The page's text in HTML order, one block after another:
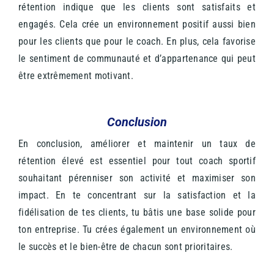
rétention indique que les clients sont satisfaits et
engagés. Cela crée un environnement positif aussi bien
pour les clients que pour le coach. En plus, cela favorise
le sentiment de communauté et d’appartenance qui peut
être extrêmement motivant.
Conclusion
En conclusion, améliorer et maintenir un taux de
rétention élevé est essentiel pour tout coach sportif
souhaitant pérenniser son activité et maximiser son
impact. En te concentrant sur la satisfaction et la
fidélisation de tes clients, tu bâtis une base solide pour
ton entreprise. Tu crées également un environnement où
le succès et le bien-être de chacun sont prioritaires.